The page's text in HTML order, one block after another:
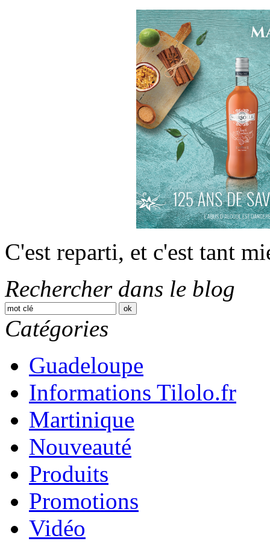
C'est reparti, et c'est tant
Rechercher dans le blog
Catégories
Guadeloupe
Informations Tilolo.fr
Martinique
Nouveauté
Produits
Promotions
Vidéo